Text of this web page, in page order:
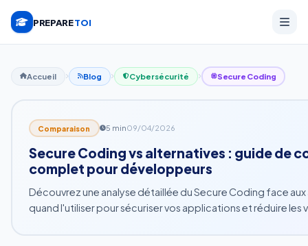
PREPARETOI
Accueil Blog Cybersécurité Secure Coding
Comparaison 5 min09/04/2026
Secure Coding vs alternatives : guide de
complet pour développeurs
Découvrez une analyse détaillée du Secure Coding face
quand l'utiliser pour sécuriser vos applications et réduire les